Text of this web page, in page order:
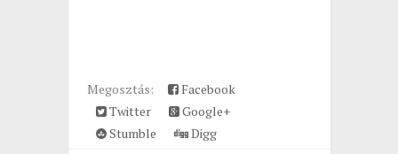
Megosztás:
Facebook
Twitter
Google+
Stumble
Digg